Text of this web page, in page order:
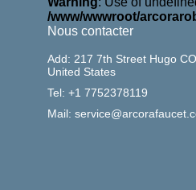
/www/wwwroot/
Nous contacter
Add: 217 7th Street Hugo
United States
Tel: +1 7752378119
Mail: